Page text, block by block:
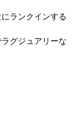
ランクインする
グジュアリーな